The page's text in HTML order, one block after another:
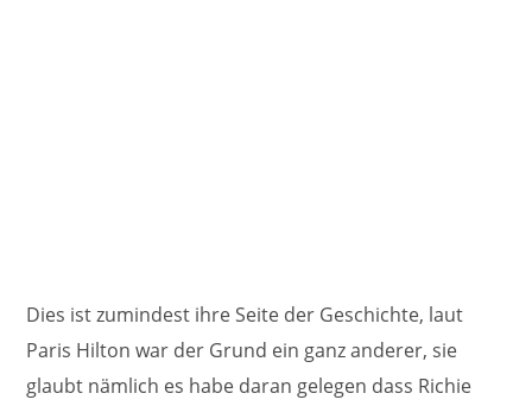
Dies ist zumindest ihre Seite der Geschichte, laut
Paris Hilton war der Grund ein ganz anderer, sie
glaubt nämlich es habe daran gelegen dass Richie